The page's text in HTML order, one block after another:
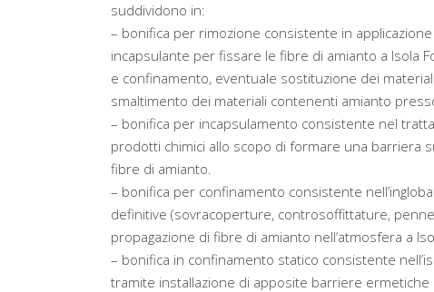
suddividono in:
– bonifica per rimozione consistente in
incapsulante per fissare le fibre di amianto a Isola
e confinamento, eventuale sostituzione dei
smaltimento dei materiali contenenti amianto
– bonifica per incapsulamento consistente nel
prodotti chimici allo scopo di formare una barriera
fibre di amianto.
– bonifica per confinamento consistente
definitive (sovracoperture, controsoffittature,
propagazione di fibre di amianto nell’atmosfera a
– bonifica in confinamento statico consistente
tramite installazione di apposite barriere